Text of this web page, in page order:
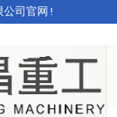
公司官网!